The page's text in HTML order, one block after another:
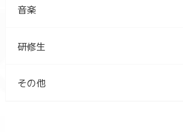
音楽
研修生
その他